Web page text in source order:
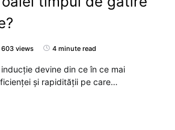
603 views 4 minute read
devine din ce în ce mai
și rapidității pe care…